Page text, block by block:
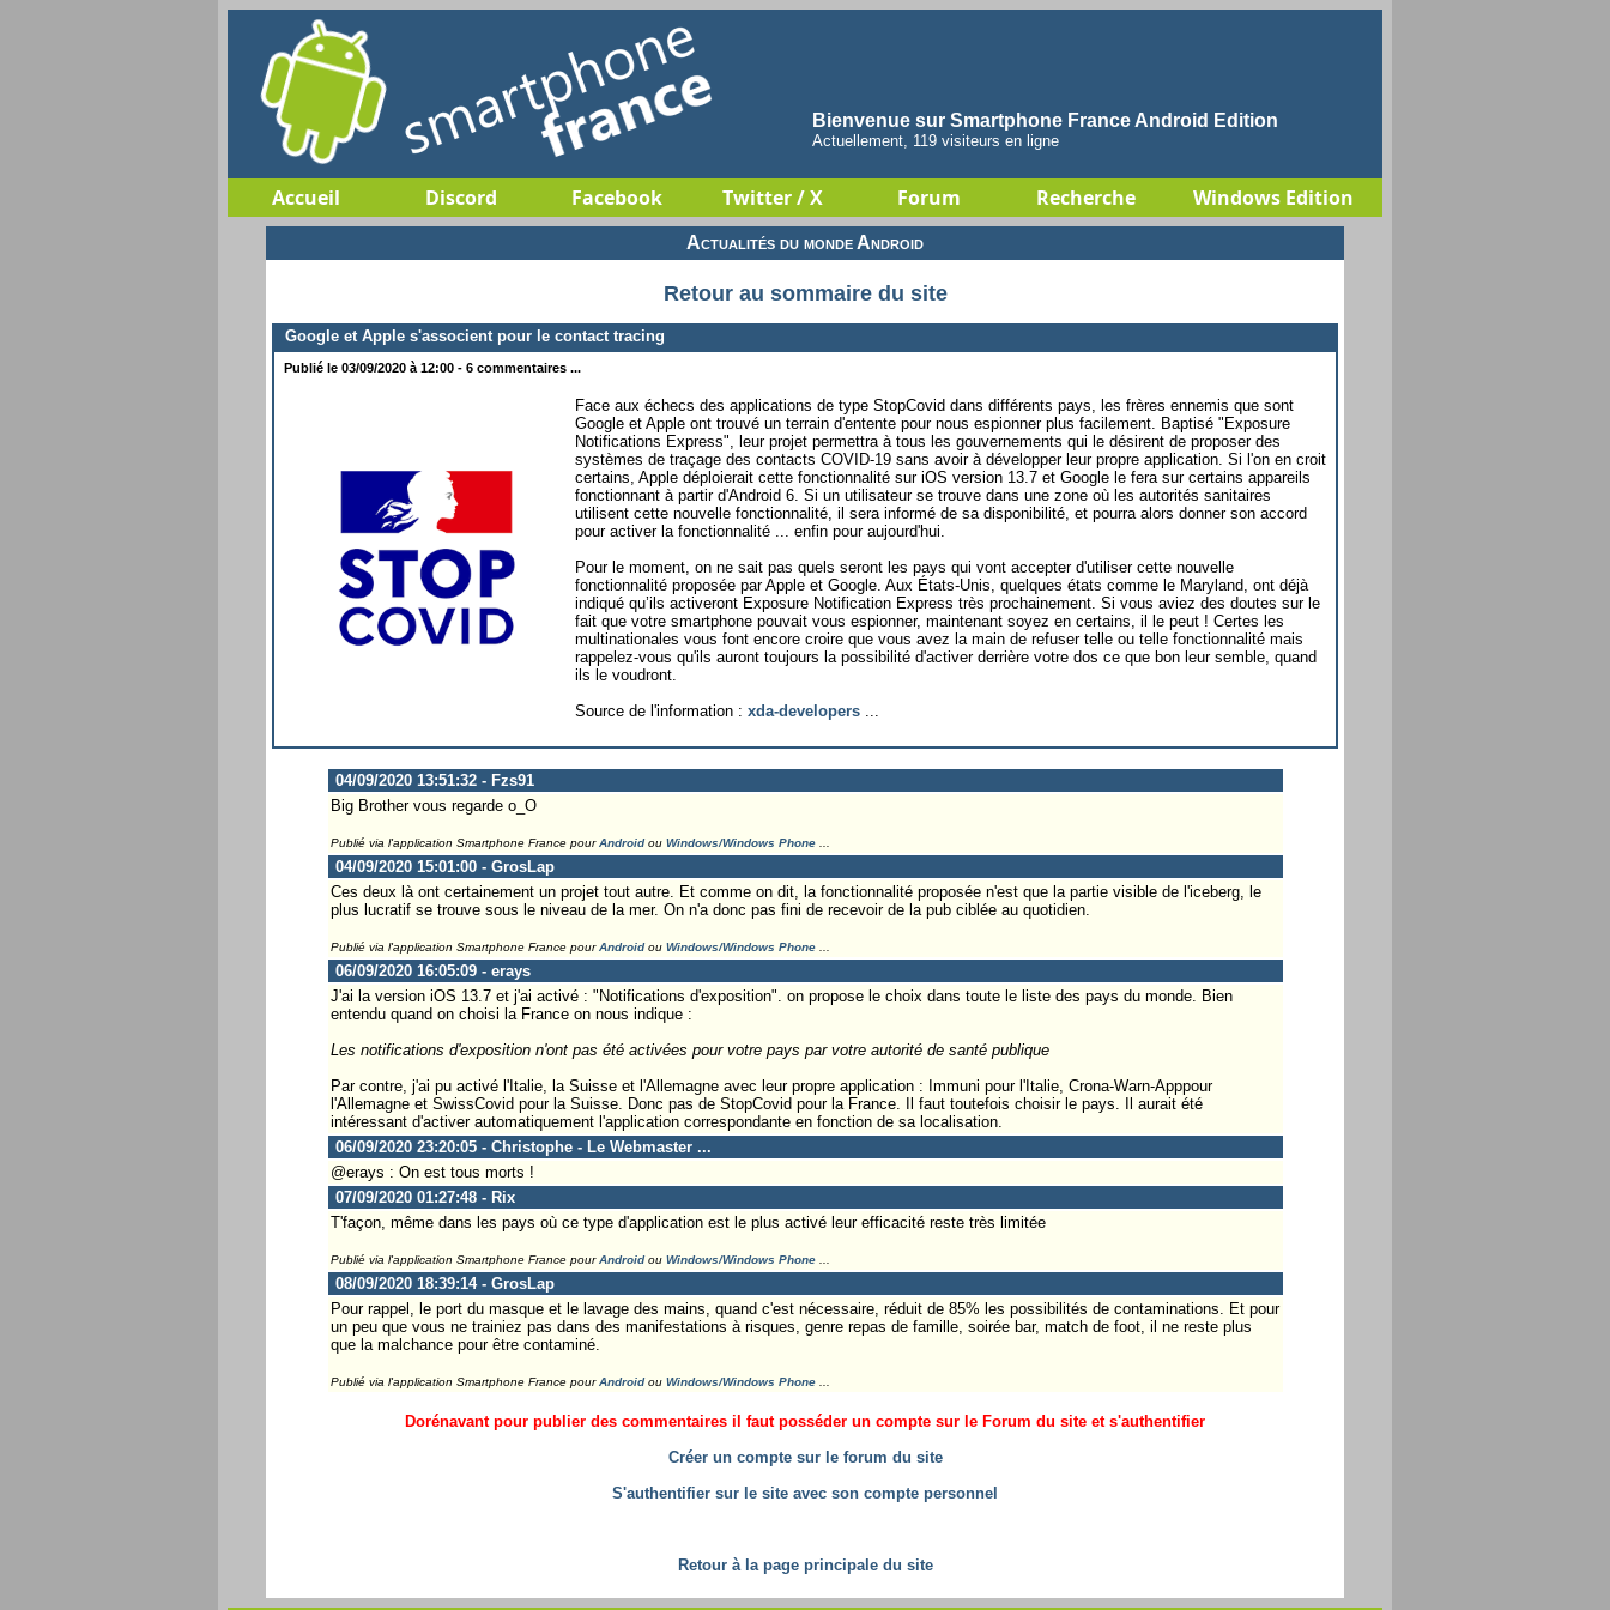
Bienvenue sur Smartphone France Android Edition
Actuellement, 119 visiteurs en ligne
Accueil Discord Facebook Twitter / X Forum Recherche Windows Edition
Actualités du monde Android
Retour au sommaire du site
Google et Apple s'associent pour le contact tracing
Publié le 03/09/2020 à 12:00 - 6 commentaires ...
Face aux échecs des applications de type StopCovid dans différents pays, les frères ennemis que sont
Google et Apple ont trouvé un terrain d'entente pour nous espionner plus facilement. Baptisé "Exposure
Notifications Express", leur projet permettra à tous les gouvernements qui le désirent de proposer des
systèmes de traçage des contacts COVID-19 sans avoir à développer leur propre application. Si l'on en croit
certains, Apple déploierait cette fonctionnalité sur iOS version 13.7 et Google le fera sur certains appareils
fonctionnant à partir d'Android 6. Si un utilisateur se trouve dans une zone où les autorités sanitaires
utilisent cette nouvelle fonctionnalité, il sera informé de sa disponibilité, et pourra alors donner son accord
pour activer la fonctionnalité ... enfin pour aujourd'hui.
Pour le moment, on ne sait pas quels seront les pays qui vont accepter d'utiliser cette nouvelle
fonctionnalité proposée par Apple et Google. Aux États-Unis, quelques états comme le Maryland, ont déjà
indiqué qu’ils activeront Exposure Notification Express très prochainement. Si vous aviez des doutes sur le
fait que votre smartphone pouvait vous espionner, maintenant soyez en certains, il le peut ! Certes les
multinationales vous font encore croire que vous avez la main de refuser telle ou telle fonctionnalité mais
rappelez-vous qu'ils auront toujours la possibilité d'activer derrière votre dos ce que bon leur semble, quand
ils le voudront.
Source de l'information : xda-developers
04/09/2020 13:51:32 - Fzs91
Big Brother vous regarde o_O
Publié via l'application Smartphone France pourAndroidou Windows/Windows Phone...
04/09/2020 15:01:00 - GrosLap
Ces deux là ont certainement un projet tout autre. Et comme on dit, la fonctionnalité proposée n'est que la partie visible de l'iceberg, le
plus lucratif se trouve sous le niveau de la mer. On n'a donc pas fini de recevoir de la pub ciblée au quotidien.
Publié via l'application Smartphone France pourAndroidou Windows/Windows Phone...
06/09/2020 16:05:09 - erays
J'ai la version iOS 13.7 et j'ai activé : "Notifications d'exposition". on propose le choix dans toute le liste des pays du monde. Bien
entendu quand on choisi la France on nous indique :
Les notifications d'exposition n'ont pas été activées pour votre pays par votre autorité de santé publique
Par contre, j'ai pu activé l'Italie, la Suisse et l'Allemagne avec leur propre application : Immuni pour l'Italie, Crona-Warn-Apppour
l'Allemagne et SwissCovid pour la Suisse. Donc pas de StopCovid pour la France. Il faut toutefois choisir le pays. Il aurait été
intéressant d'activer automatiquement l'application correspondante en fonction de sa localisation.
06/09/2020 23:20:05 - Christophe - Le Webmaster ...
@erays : On est tous morts !
07/09/2020 01:27:48 - Rix
T'façon, même dans les pays où ce type d'application est le plus activé leur efficacité reste très limitée
Publié via l'application Smartphone France pourAndroidou Windows/Windows Phone...
08/09/2020 18:39:14 - GrosLap
Pour rappel, le port du masque et le lavage des mains, quand c'est nécessaire, réduit de 85% les possibilités de contaminations. Et pour
un peu que vous ne trainiez pas dans des manifestations à risques, genre repas de famille, soirée bar, match de foot, il ne reste plus
que la malchance pour être contaminé.
Publié via l'application Smartphone France pourAndroidou Windows/Windows Phone...
Dorénavant pour publier des commentaires il faut posséder un compte sur le Forum du site et s'authentifier
Créer un compte sur le forum du site
S'authentifier sur le site avec son compte personnel
Retour à la page principale du site